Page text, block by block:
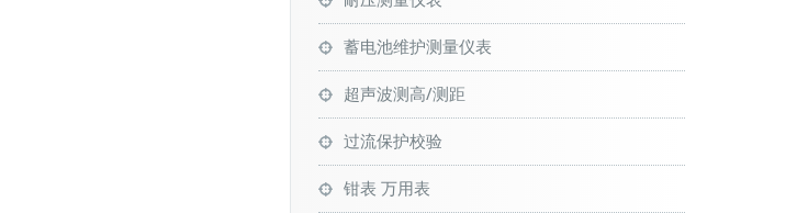
蓄电池维护测量仪表
超声波测高/测距
过流保护校验
钳表 万用表